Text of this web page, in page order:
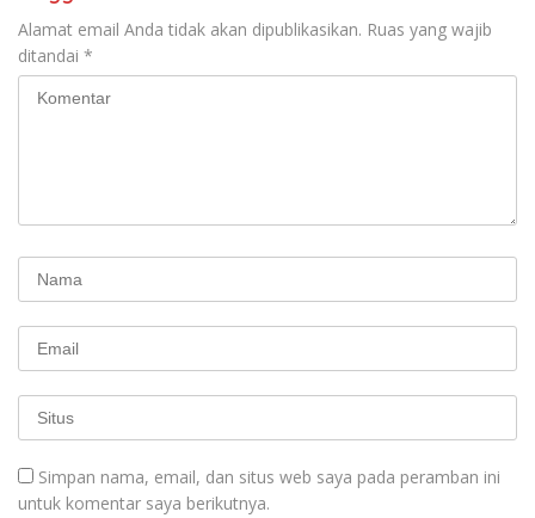
Alamat email Anda tidak akan dipublikasikan. Ruas yang wajib
ditandai *
Simpan nama, email, dan situs web saya pada peramban ini
untuk komentar saya berikutnya.